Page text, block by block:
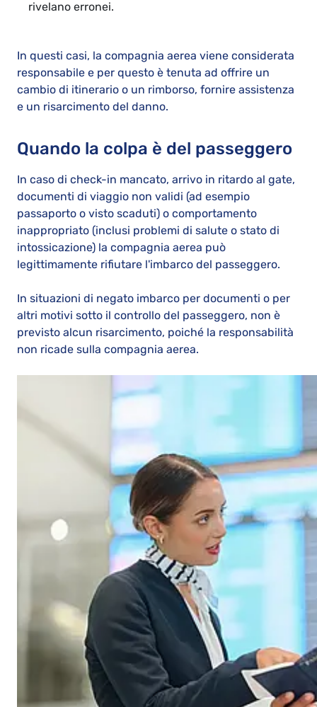
rivelano erronei.
In questi casi, la compagnia aerea viene considerata
responsabile e per questo è tenuta ad offrire un
cambio di itinerario o un rimborso, fornire assistenza
e un risarcimento del danno.
Quando la colpa è del passeggero
In caso di check-in mancato, arrivo in ritardo al gate,
documenti di viaggio non validi (ad esempio
passaporto o visto scaduti) o comportamento
inappropriato (inclusi problemi di salute o stato di
intossicazione) la compagnia aerea può
legittimamente rifiutare l'imbarco del passeggero.
In situazioni di negato imbarco per documenti o per
altri motivi sotto il controllo del passeggero, non è
previsto alcun risarcimento, poiché la responsabilità
non ricade sulla compagnia aerea.